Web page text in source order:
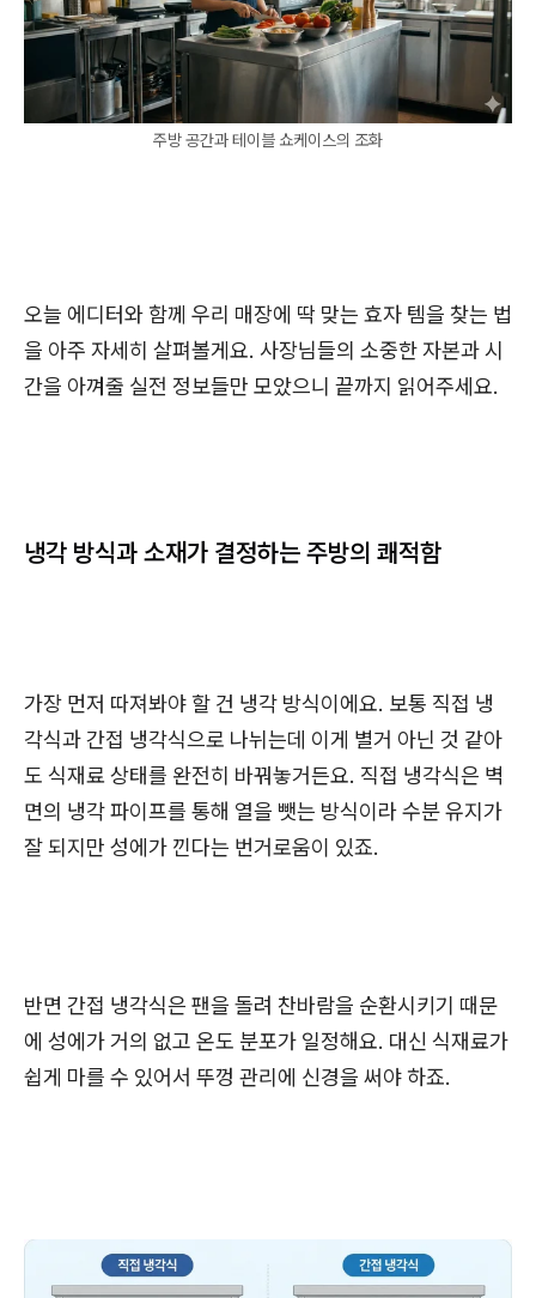
주방 공간과 테이블 쇼케이스의 조화
오늘 에디터와 함께 우리 매장에 딱 맞는 효자 템을 찾는 법
을 아주 자세히 살펴볼게요. 사장님들의 소중한 자본과 시
간을 아껴줄 실전 정보들만 모았으니 끝까지 읽어주세요.
냉각 방식과 소재가 결정하는 주방의 쾌적함
가장 먼저 따져봐야 할 건 냉각 방식이에요. 보통 직접 냉
각식과 간접 냉각식으로 나뉘는데 이게 별거 아닌 것 같아
도 식재료 상태를 완전히 바꿔놓거든요. 직접 냉각식은 벽
면의 냉각 파이프를 통해 열을 뺏는 방식이라 수분 유지가
잘 되지만 성에가 낀다는 번거로움이 있죠.
반면 간접 냉각식은 팬을 돌려 찬바람을 순환시키기 때문
에 성에가 거의 없고 온도 분포가 일정해요. 대신 식재료가
쉽게 마를 수 있어서 뚜껑 관리에 신경을 써야 하죠.